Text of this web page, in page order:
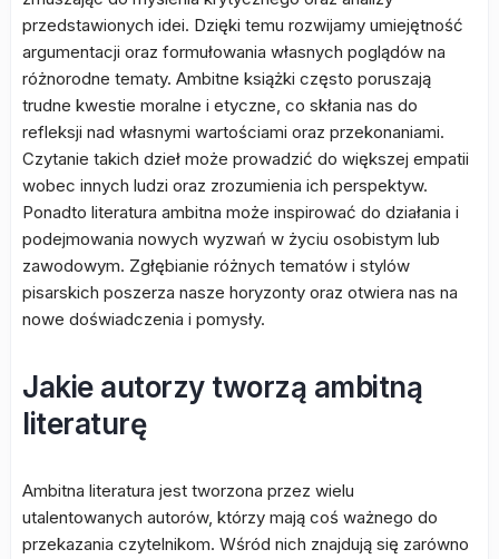
przedstawionych idei. Dzięki temu rozwijamy umiejętność
argumentacji oraz formułowania własnych poglądów na
różnorodne tematy. Ambitne książki często poruszają
trudne kwestie moralne i etyczne, co skłania nas do
refleksji nad własnymi wartościami oraz przekonaniami.
Czytanie takich dzieł może prowadzić do większej empatii
wobec innych ludzi oraz zrozumienia ich perspektyw.
Ponadto literatura ambitna może inspirować do działania i
podejmowania nowych wyzwań w życiu osobistym lub
zawodowym. Zgłębianie różnych tematów i stylów
pisarskich poszerza nasze horyzonty oraz otwiera nas na
nowe doświadczenia i pomysły.
Jakie autorzy tworzą ambitną
literaturę
Ambitna literatura jest tworzona przez wielu
utalentowanych autorów, którzy mają coś ważnego do
przekazania czytelnikom. Wśród nich znajdują się zarówno